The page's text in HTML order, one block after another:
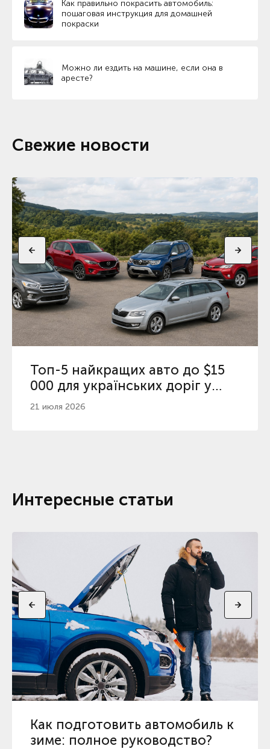
Как правильно покрасить автомобиль:
пошаговая инструкция для домашней
покраски
Можно ли ездить на машине, если она в
аресте?
Свежие новости
Топ-5 найкращих авто до $15
000 для українських доріг у
2026
21 июля 2026
Интересные статьи
Как подготовить автомобиль к
зиме: полное руководство?